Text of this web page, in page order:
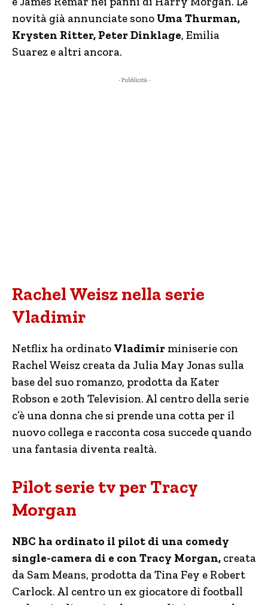
novità già annunciate sono Uma Thurman,
Krysten Ritter, Peter Dinklage, Emilia
Suarez e altri ancora.
- Pubblicità -
Rachel Weisz nella serie
Vladimir
Netflix ha ordinato Vladimir miniserie con
Rachel Weisz creata da Julia May Jonas sulla
base del suo romanzo, prodotta da Kater
Robson e 20th Television. Al centro della serie
c’è una donna che si prende una cotta per il
nuovo collega e racconta cosa succede quando
una fantasia diventa realtà.
Pilot serie tv per Tracy
Morgan
NBC ha ordinato il pilot di una comedy
single-camera di e con Tracy Morgan, creata
da Sam Means, prodotta da Tina Fey e Robert
Carlock. Al centro un ex giocatore di football